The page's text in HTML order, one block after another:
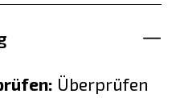
Überprüfen